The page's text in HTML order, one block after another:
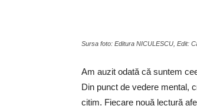
Sursa foto: Editura NICULESCU, Edit:
Am auzit odată că suntem
Din punct de vedere mental,
citim. Fiecare nouă lectură